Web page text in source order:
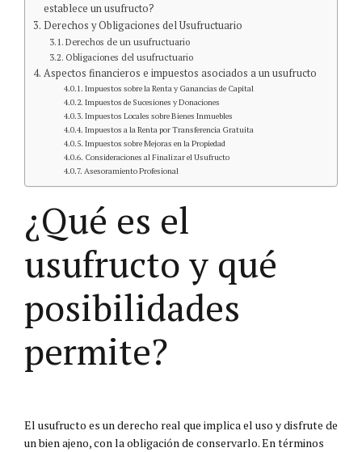
establece un usufructo?
Derechos y Obligaciones del Usufructuario
Derechos de un usufructuario
Obligaciones del usufructuario
Aspectos financieros e impuestos asociados a un usufructo
Impuestos sobre la Renta y Ganancias de Capital
Impuestos de Sucesiones y Donaciones
Impuestos Locales sobre Bienes Inmuebles
Impuestos a la Renta por Transferencia Gratuita
Impuestos sobre Mejoras en la Propiedad
Consideraciones al Finalizar el Usufructo
Asesoramiento Profesional
¿Qué es el
usufructo y qué
posibilidades
permite?
El usufructo es un derecho real que implica el uso y disfrute de
un bien ajeno, con la obligación de conservarlo. En términos